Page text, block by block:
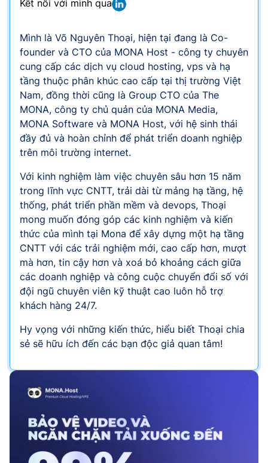
Kết nối với mình qua
Mình là Võ Nguyên Thoại, hiện tại đang là Co-
founder và CTO của MONA Host - công ty chuyên
cung cấp các dịch vụ cloud hosting, vps và hạ
tầng thuộc phân khúc cao cấp tại thị trường Việt
Nam, đồng thời cũng là Group CTO của The
MONA, công ty chủ quản của MONA Media,
MONA Software và MONA Host, với hệ sinh thái
đầy đủ và hoàn chỉnh để phát triển doanh nghiệp
trên môi trường internet.
Với kinh nghiệm làm việc chuyên sâu hơn 15 năm
trong lĩnh vực CNTT, trải dài từ mảng hạ tầng, hệ
thống, phát triển phần mềm và devops, Thoại
mong muốn đóng góp các kinh nghiệm và kiến
thức của mình tại Mona để xây dựng một hạ tầng
CNTT với các trải nghiệm mới, cao cấp hơn, mượt
mà hơn, tin cậy hơn và xoá bỏ khoảng cách giữa
các doanh nghiệp và công cuộc chuyển đổi số với
đội ngũ chuyên viên kỹ thuật cao luôn hỗ trợ
khách hàng 24/7.
Hy vọng với những kiến thức, hiểu biết Thoại chia
sẻ sẽ hữu ích đến các bạn độc giả quan tâm!